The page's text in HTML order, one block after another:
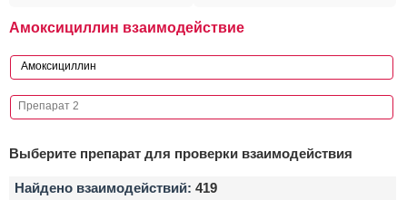
Амоксициллин взаимодействие
Выберите препарат для проверки взаимодействия
Найдено взаимодействий: 419